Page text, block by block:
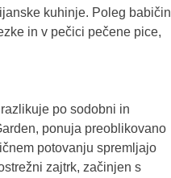
kuhinje. Poleg
in v pečici pečene pice,
po sodobni in
ponuja preoblikovano
potovanju spremljajo
zajtrk, začinjen s